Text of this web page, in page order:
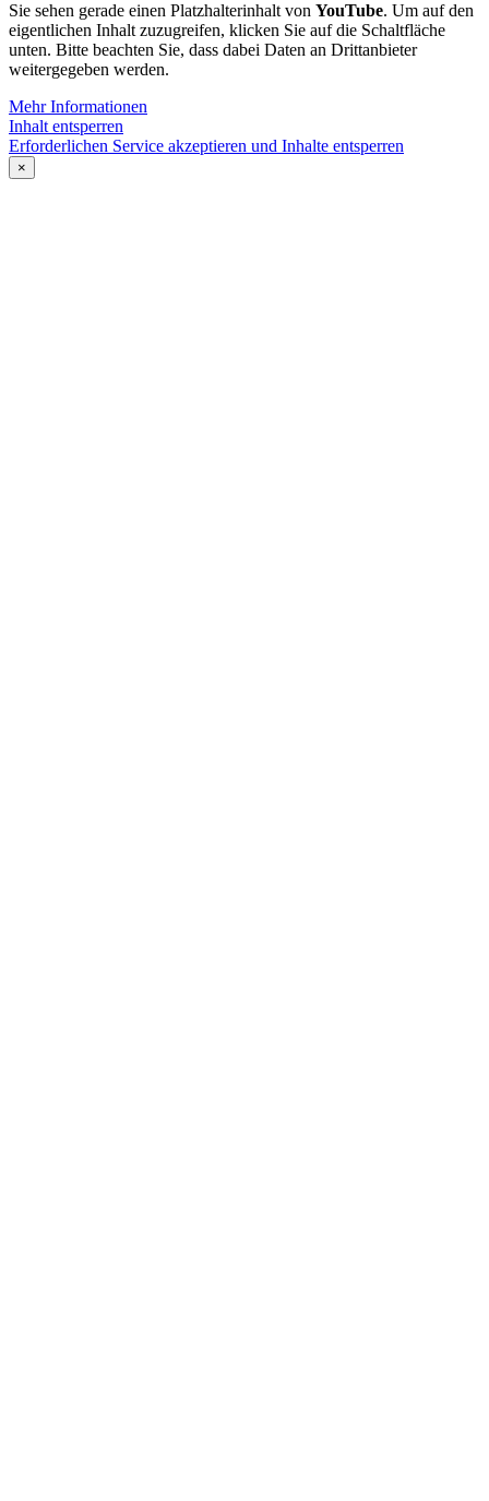
Sie sehen gerade einen Platzhalterinhalt von YouTube. Um auf den
eigentlichen Inhalt zuzugreifen, klicken Sie auf die Schaltfläche
unten. Bitte beachten Sie, dass dabei Daten an Drittanbieter
weitergegeben werden.
Mehr Informationen
Inhalt entsperren
Erforderlichen Service akzeptieren und Inhalte entsperren
×